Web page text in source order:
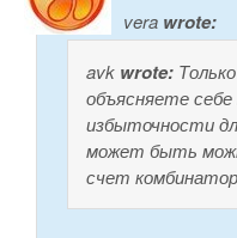
vera wrote:
avk wrote:
объясняете
избыточности
может быть
счет